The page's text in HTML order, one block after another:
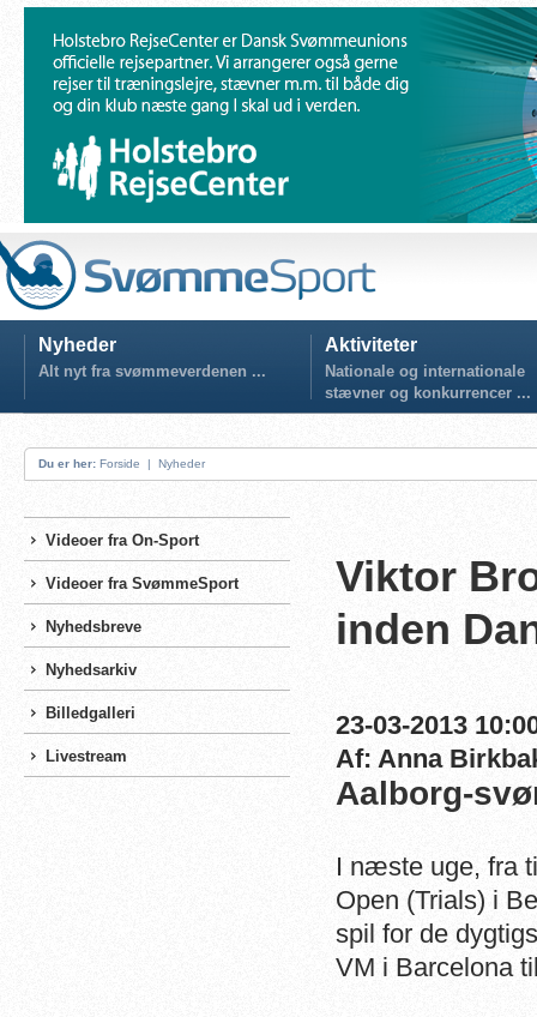
Nyheder
Alt nyt fra svømmeverdenen ...
Aktiviteter
Nationale og internationale
stævner og konkurrencer ...
Du er her: Forside | Nyheder
Videoer fra On-Sport
Videoer fra SvømmeSport
Nyhedsbreve
Nyhedsarkiv
Billedgalleri
Livestream
Viktor
inden
23-03-2013
Af: Anna
Aalborg-
I næste uge, fra
Open (Trials) i
spil for de
VM i Barcelona